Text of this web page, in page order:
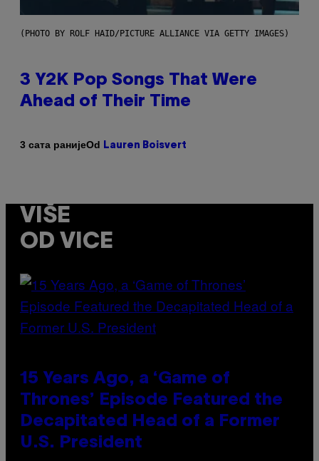
(PHOTO BY ROLF HAID/PICTURE ALLIANCE VIA GETTY IMAGES)
3 Y2K Pop Songs That Were
Ahead of Their Time
3 сата ранијеOd Lauren Boisvert
VIŠE
OD VICE
15 Years Ago, a ‘Game of
Thrones’ Episode Featured the
Decapitated Head of a Former
U.S. President